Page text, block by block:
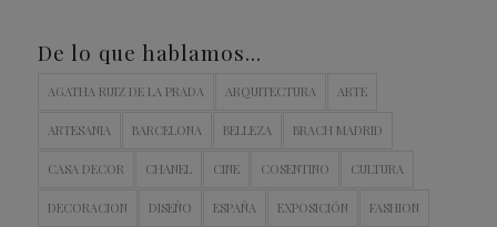
De lo que hablamos…
AGATHA RUIZ DE LA PRADA ARQUITECTURA ARTE
ARTESANIA BARCELONA BELLEZA BRACH MADRID
CASA DECOR CHANEL CINE COSENTINO CULTURA
DECORACION DISEÑO ESPAÑA EXPOSICIÓN FASHION